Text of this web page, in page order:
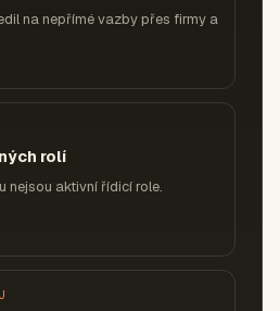
na nepřímé vazby přes firmy a
rolí
nejsou aktivní řídicí role.